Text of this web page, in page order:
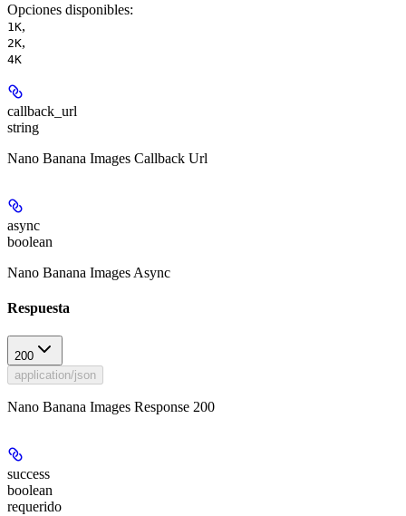
Opciones disponibles:
1K,
2K,
4K
callback_url
string
Nano Banana Images Callback Url
async
boolean
Nano Banana Images Async
Respuesta
200
application/json
Nano Banana Images Response 200
success
boolean
requerido